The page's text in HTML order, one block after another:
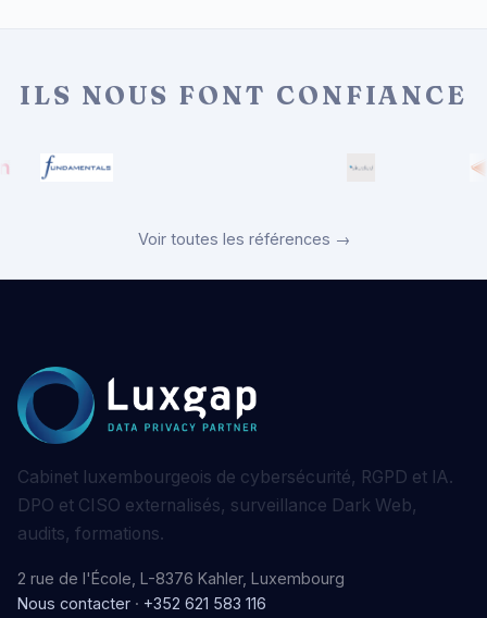
ILS NOUS FONT CONFIANCE
Voir toutes les références →
Cabinet luxembourgeois de cybersécurité, RGPD et IA.
DPO et CISO externalisés, surveillance Dark Web,
audits, formations.
2 rue de l'École, L-8376 Kahler, Luxembourg
Nous contacter · +352 621 583 116